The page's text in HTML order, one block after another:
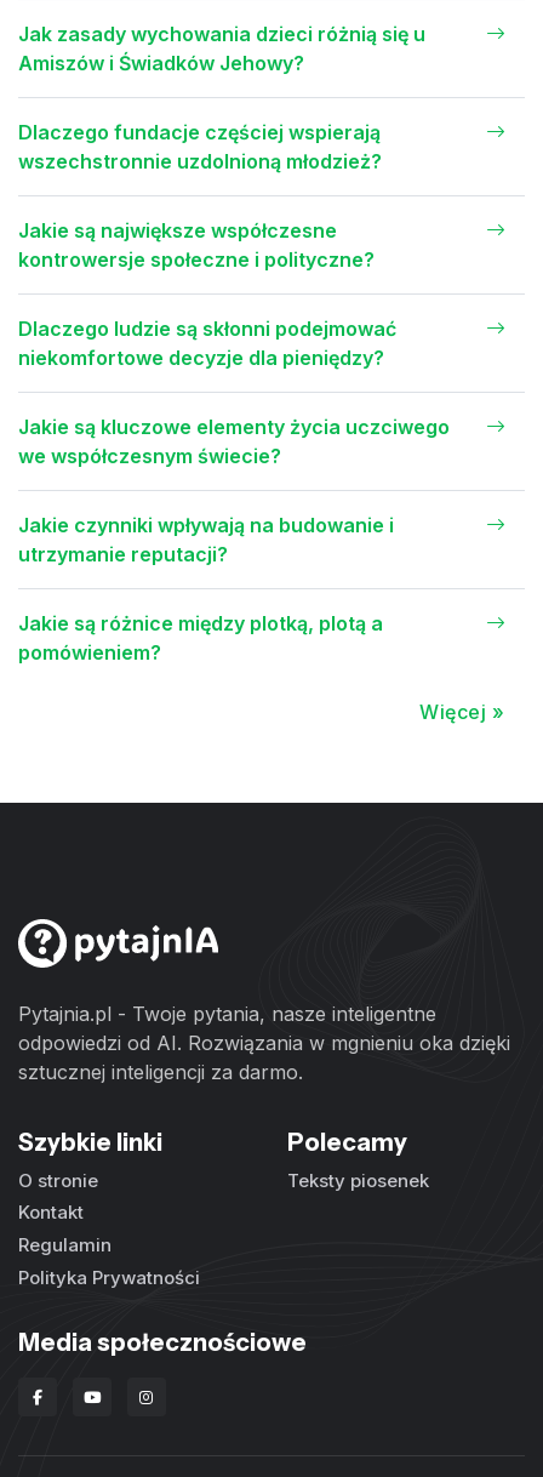
Jak zasady wychowania dzieci różnią się u
Amiszów i Świadków Jehowy?
Dlaczego fundacje częściej wspierają
wszechstronnie uzdolnioną młodzież?
Jakie są największe współczesne
kontrowersje społeczne i polityczne?
Dlaczego ludzie są skłonni podejmować
niekomfortowe decyzje dla pieniędzy?
Jakie są kluczowe elementy życia uczciwego
we współczesnym świecie?
Jakie czynniki wpływają na budowanie i
utrzymanie reputacji?
Jakie są różnice między plotką, plotą a
pomówieniem?
Więcej »
Pytajnia.pl - Twoje pytania, nasze inteligentne
odpowiedzi od AI. Rozwiązania w mgnieniu oka dzięki
sztucznej inteligencji za darmo.
Szybkie linki
O stronie
Kontakt
Regulamin
Polityka Prywatności
Polecamy
Teksty piosenek
Media społecznościowe